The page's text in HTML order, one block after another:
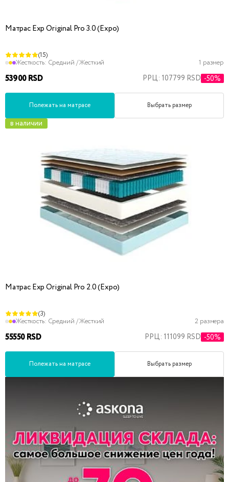
Матрас Exp Original Pro 3.0 (Expo)
(15)
Жесткость: Средний / Жесткий 1 размер
53900 RSD РРЦ: 107799 RSD -50%
Полежать на матрасе Выбрать размер
в наличии
Матрас Exp Original Pro 2.0 (Expo)
(3)
Жесткость: Средний / Жесткий 2 размера
55550 RSD РРЦ: 111099 RSD -50%
Полежать на матрасе Выбрать размер